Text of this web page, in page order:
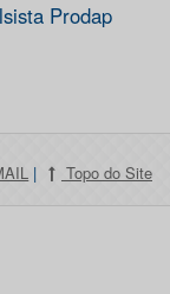
Prodap
| Topo do Site